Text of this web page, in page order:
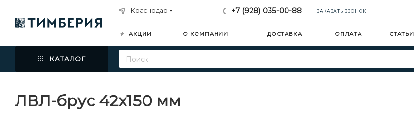
Краснодар +7 (928) 035-00-88 ЗАКАЗАТЬ ЗВОНОК
АКЦИИ О КОМПАНИИ ДОСТАВКА ОПЛАТА СТАТЬИ
КАТАЛОГ
ЛВЛ-брус 42х150 мм